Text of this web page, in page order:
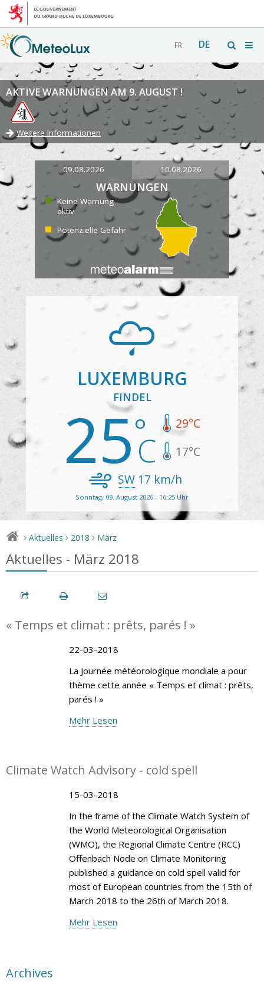
FR DE
AKTIVE WARNUNGEN AM 9. AUGUST !
Weitere Informationen
09.08.2026 10.08.2026
WARNUNGEN
Keine Warnung
aktiv
Potenzielle Gefahr
LUXEMBURG
FINDEL
25 29°C
17°C
SW17 km/h
Sonntag, 09. August 2026 - 16:25 Uhr
> Aktuelles > 2018 > März
Aktuelles - März 2018
« Temps et climat : prêts, parés ! »
22-03-2018
La Journée météorologique mondiale a pour
thème cette année « Temps et climat : prêts,
parés ! »
Mehr Lesen
Climate Watch Advisory - cold spell
15-03-2018
In the frame of the Climate Watch System of
the World Meteorological Organisation
(WMO), the Regional Climate Centre (RCC)
Offenbach Node on Climate Monitoring
published a guidance on cold spell valid for
most of European countries from the 15th of
March 2018 to the 26th of March 2018.
Mehr Lesen
Archives